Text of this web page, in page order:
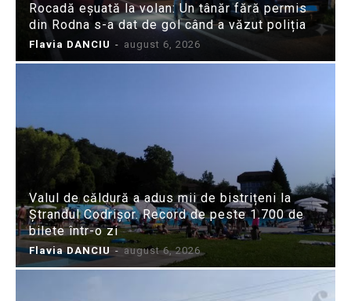
Rocadă eșuată la volan: Un tânăr fără permis
din Rodna s-a dat de gol când a văzut poliția
Flavia DANCIU - august 6, 2026
Valul de căldură a adus mii de bistrițeni la
Ștrandul Codrișor. Record de peste 1.700 de
bilete într-o zi
Flavia DANCIU - august 6, 2026